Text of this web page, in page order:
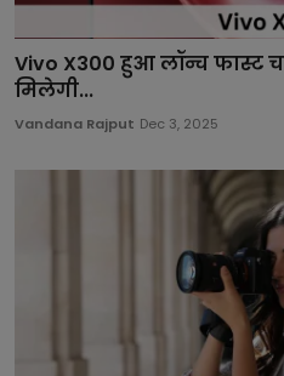
Vivo X300 हुआ लॉन्च फास्ट
मिलेगी...
Vandana Rajput Dec 3, 2025